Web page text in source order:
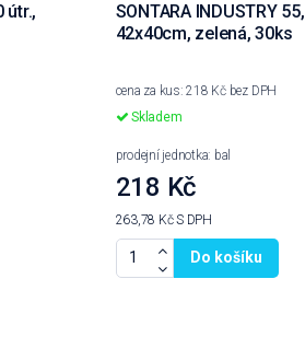
útr.,
SONTARA INDUSTRY 55,
42x40cm, zelená, 30ks
cena za kus: 218 Kč bez DPH
Skladem
prodejní jednotka: bal
218 Kč
263,78 KčS DPH
Do košíku